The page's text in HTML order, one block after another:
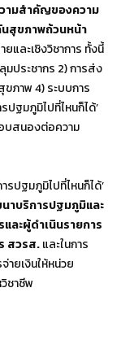
ามสำคัญของความ
นสุขภาพถ้วนหน้า
และเชิงวิชาการ ทั้งนี้
มประชากร 2) การส่ง
ภาพ 4) ระบบการ
ปฐมภูมิไปที่ไหนก็ได้’
บสนองต่อความ
ปฐมภูมิไปที่ไหนก็ได้’
าบริการปฐมภูมิและ
ละผู้ดำเนินรายการ
สวรส.และในการ
ายเงินให้หน่วย
ชาชีพ